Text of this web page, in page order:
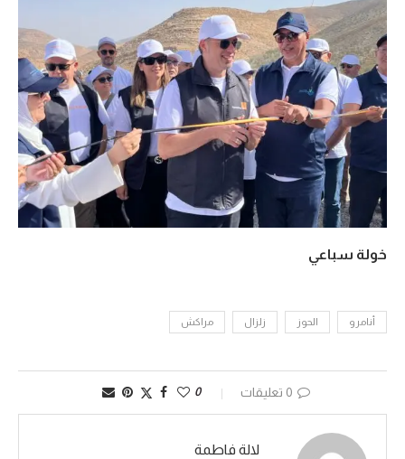
خولة سباعي
أنامرو الحوز زلزال مراكش
0 تعليقات 0
لالة فاطمة